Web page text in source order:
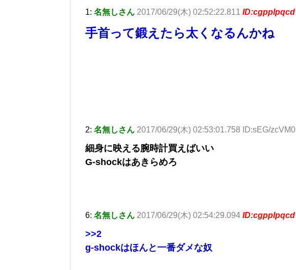
1: 名無しさん 2017/06/29(木) 02:52:22.811 ID:cgpplpqcd
手首って鍛えたら太くなるんかね
2: 名無しさん 2017/06/29(木) 02:53:01.758 ID:sEG/zcVM0
細身に映える腕時計買えばいい
G-shockはあきらめろ
6: 名無しさん 2017/06/29(木) 02:54:29.094 ID:cgpplpqcd
>>2
g-shockはほんと一番ダメな奴